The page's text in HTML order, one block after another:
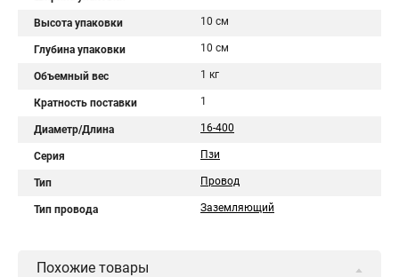
Высота упаковки 10 см
Глубина упаковки 10 см
Объемный вес 1 кг
Кратность поставки 1
Диаметр/Длина 16-400
Серия Пзи
Тип Провод
Тип провода Заземляющий
Похожие товары